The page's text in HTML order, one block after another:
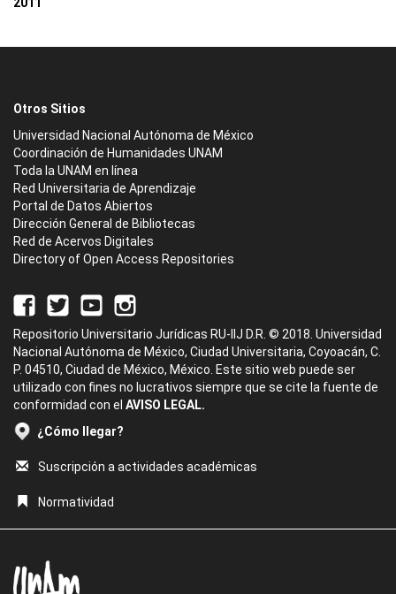
Otros Sitios
Universidad Nacional Autónoma de México
Coordinación de Humanidades UNAM
Toda la UNAM en línea
Red Universitaria de Aprendizaje
Portal de Datos Abiertos
Dirección General de Bibliotecas
Red de Acervos Digitales
Directory of Open Access Repositories
Repositorio Universitario Jurídicas RU-IIJ D.R. © 2018. Universidad
Nacional Autónoma de México, Ciudad Universitaria, Coyoacán, C.
P. 04510, Ciudad de México, México. Este sitio web puede ser
utilizado con fines no lucrativos siempre que se cite la fuente de
conformidad con el AVISO LEGAL.
¿Cómo llegar?
Suscripción a actividades académicas
Normatividad